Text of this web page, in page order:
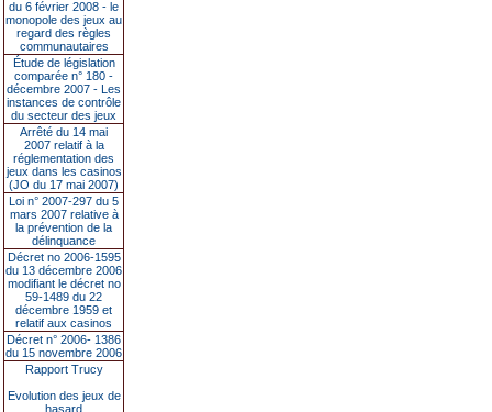
du 6 février 2008 - le
monopole des jeux au
regard des règles
communautaires
Étude de législation
comparée n° 180 -
décembre 2007 - Les
instances de contrôle
du secteur des jeux
Arrêté du 14 mai
2007 relatif à la
réglementation des
jeux dans les casinos
(JO du 17 mai 2007)
Loi n° 2007-297 du 5
mars 2007 relative à
la prévention de la
délinquance
Décret no 2006-1595
du 13 décembre 2006
modifiant le décret no
59-1489 du 22
décembre 1959 et
relatif aux casinos
Décret n° 2006- 1386
du 15 novembre 2006
Rapport Trucy
Evolution des jeux de
hasard